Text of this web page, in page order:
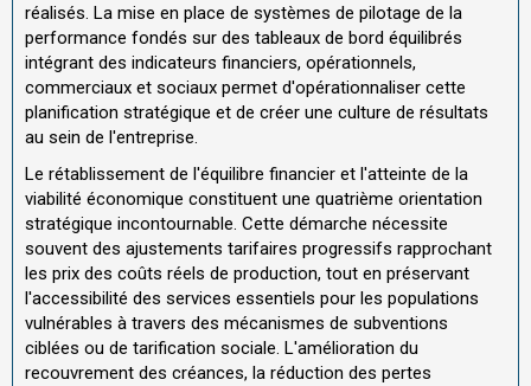
réalisés. La mise en place de systèmes de pilotage de la
performance fondés sur des tableaux de bord équilibrés
intégrant des indicateurs financiers, opérationnels,
commerciaux et sociaux permet d'opérationnaliser cette
planification stratégique et de créer une culture de résultats
au sein de l'entreprise.
Le rétablissement de l'équilibre financier et l'atteinte de la
viabilité économique constituent une quatrième orientation
stratégique incontournable. Cette démarche nécessite
souvent des ajustements tarifaires progressifs rapprochant
les prix des coûts réels de production, tout en préservant
l'accessibilité des services essentiels pour les populations
vulnérables à travers des mécanismes de subventions
ciblées ou de tarification sociale. L'amélioration du
recouvrement des créances, la réduction des pertes